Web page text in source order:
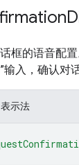
框的语音配
输入，确认对
示法